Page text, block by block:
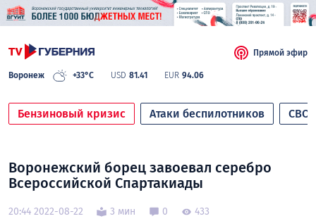
Воронеж +33°C USD 81.41 EUR 94.06
Прямой эфир
Бензиновый кризис Атаки беспилотников СВО
Воронежский борец завоевал серебро
Всероссийской Спартакиады
20:44 2022-08-22 3 мин 0 433